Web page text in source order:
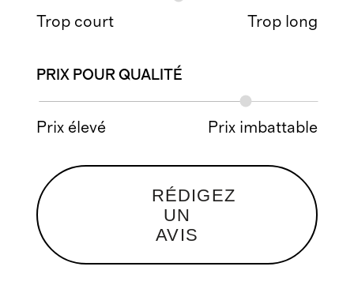
Trop court Trop long
PRIX POUR QUALITÉ
Prix élevé Prix imbattable
RÉDIGEZ
UN
AVIS